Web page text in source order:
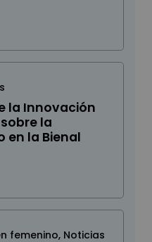
la Innovación
la
en la Bienal
femenino, Noticias